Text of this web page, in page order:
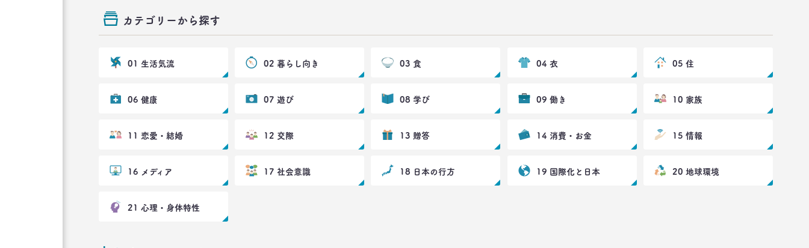
カテゴリーから探す
01 生活気流 02 暮らし向き 03 食 04 衣 05 住
06 健康 07 遊び 08 学び 09 働き 10 家族
11 恋愛・結婚 12 交際 13 贈答 14 消費・お金 15 情報
16 メディア 17 社会意識 18 日本の行方 19 国際化と日本 20 地球環境
21 心理・身体特性